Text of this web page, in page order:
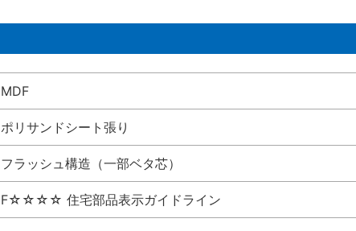
MDF
ポリサンドシート張り
フラッシュ構造（一部ベタ芯）
F☆☆☆☆ 住宅部品表示ガイドライン